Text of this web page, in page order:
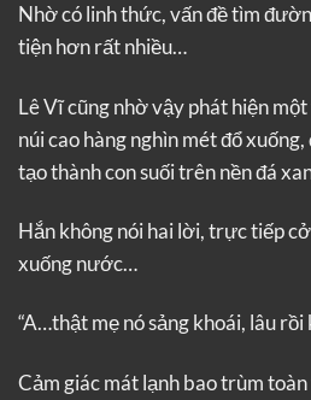
Nhờ có linh thức, vấn đề tìm
tiện hơn rất nhiều…
Lê Vĩ cũng nhờ vậy phát hiện
núi cao hàng nghìn mét đổ
tạo thành con suối trên nền đá
Hắn không nói hai lời, trực tiếp
xuống nước…
“A…thật mẹ nó sảng khoái, lâu rồi
Cảm giác mát lạnh bao trùm